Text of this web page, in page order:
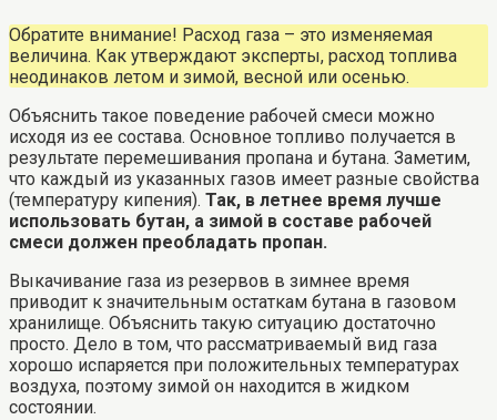
Обратите внимание! Расход газа – это изменяемая
величина. Как утверждают эксперты, расход топлива
неодинаков летом и зимой, весной или осенью.
Объяснить такое поведение рабочей смеси можно
исходя из ее состава. Основное топливо получается в
результате перемешивания пропана и бутана. Заметим,
что каждый из указанных газов имеет разные свойства
(температуру кипения). Так, в летнее время лучше
использовать бутан, а зимой в составе рабочей
смеси должен преобладать пропан.
Выкачивание газа из резервов в зимнее время
приводит к значительным остаткам бутана в газовом
хранилище. Объяснить такую ситуацию достаточно
просто. Дело в том, что рассматриваемый вид газа
хорошо испаряется при положительных температурах
воздуха, поэтому зимой он находится в жидком
состоянии.